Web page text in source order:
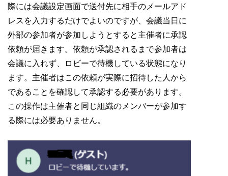
際には会議設定画面で送付先に相手のメールアド
レスを入力するだけでよいのですが、会議当日に
外部の参加者が参加しようとすると主催者に承認
依頼が届きます。依頼が承認されるまで参加者は
会議に入れず、ロビーで待機している状態になり
ます。主催者はこの依頼が実際に招待した人から
であることを確認して承認する必要があります。
この操作は主催者と同じ組織のメンバーが参加す
る際には必要ありません。